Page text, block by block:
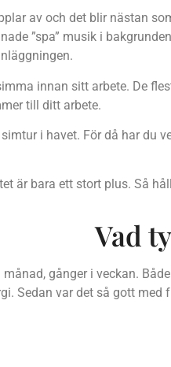
av och det blir nästan
”spa” musik i
innan sitt arbete. De
till ditt arbete.
i havet. För då har du
är bara ett stort plus. Så
Vad
gånger i veckan.
Sedan var det så gott med